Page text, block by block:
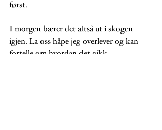
først.
I morgen bærer det altså ut i skogen
igjen. La oss håpe jeg overlever og kan
fortelle om hvordan det gikk.